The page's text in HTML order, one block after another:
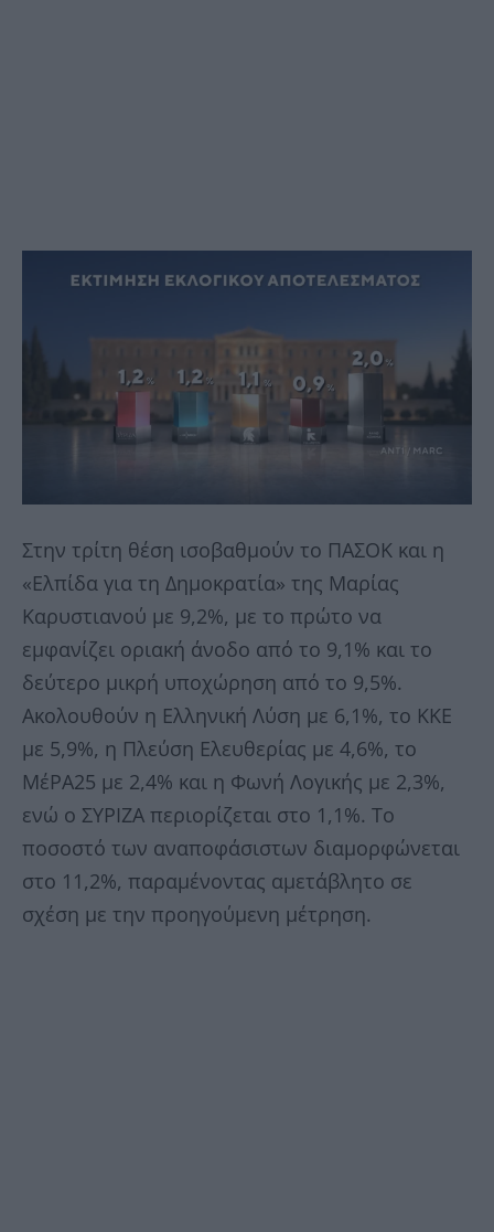
Στην τρίτη θέση ισοβαθμούν το ΠΑΣΟΚ και η
«Ελπίδα για τη Δημοκρατία» της Μαρίας
Καρυστιανού με 9,2%, με το πρώτο να
εμφανίζει οριακή άνοδο από το 9,1% και το
δεύτερο μικρή υποχώρηση από το 9,5%.
Ακολουθούν η Ελληνική Λύση με 6,1%, το ΚΚΕ
με 5,9%, η Πλεύση Ελευθερίας με 4,6%, το
ΜέΡΑ25 με 2,4% και η Φωνή Λογικής με 2,3%,
ενώ ο ΣΥΡΙΖΑ περιορίζεται στο 1,1%. Το
ποσοστό των αναποφάσιστων διαμορφώνεται
στο 11,2%, παραμένοντας αμετάβλητο σε
σχέση με την προηγούμενη μέτρηση.